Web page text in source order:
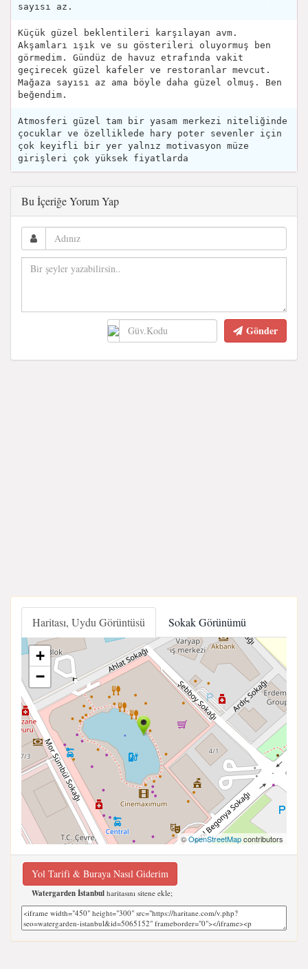
sayısı az.
Küçük güzel beklentileri karşılayan avm.
Akşamları ışık ve su gösterileri oluyormuş ben
görmedim. Gündüz de havuz etrafında vakit
geçirecek güzel kafeler ve restoranlar mevcut.
Mağaza sayısı az ama böyle daha güzel olmuş. Ben
beğendim.
Atmosferi güzel tam bir yasam merkezi niteliğinde
çocuklar ve özelliklede hary poter sevenler için
çok keyifli bir yer yalnız motivasyon müze
girişleri çok yüksek fiyatlarda
Bu İçeriğe Yorum Yap
Gönder
Haritası, Uydu Görüntüsü Sokak Görünümü
+
−
©OpenStreetMapcontributors
Yol Tarifi & Buraya Nasıl Giderim
Watergarden İstanbul haritasını sitene ekle;